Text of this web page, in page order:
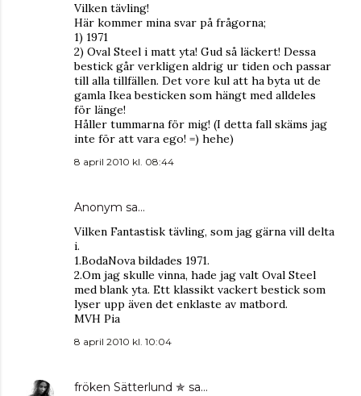
Vilken tävling!
Här kommer mina svar på frågorna;
1) 1971
2) Oval Steel i matt yta! Gud så läckert! Dessa
bestick går verkligen aldrig ur tiden och passar
till alla tillfällen. Det vore kul att ha byta ut de
gamla Ikea besticken som hängt med alldeles
för länge!
Håller tummarna för mig! (I detta fall skäms jag
inte för att vara ego! =) hehe)
8 april 2010 kl. 08:44
Anonym sa…
Vilken Fantastisk tävling, som jag gärna vill delta
i.
1.BodaNova bildades 1971.
2.Om jag skulle vinna, hade jag valt Oval Steel
med blank yta. Ett klassikt vackert bestick som
lyser upp även det enklaste av matbord.
MVH Pia
8 april 2010 kl. 10:04
fröken Sätterlund ✯ sa…